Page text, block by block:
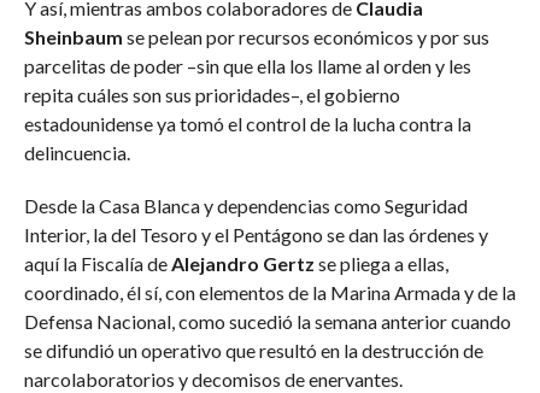
Y así, mientras ambos colaboradores de Claudia
Sheinbaum se pelean por recursos económicos y por sus
parcelitas de poder –sin que ella los llame al orden y les
repita cuáles son sus prioridades–, el gobierno
estadounidense ya tomó el control de la lucha contra la
delincuencia.
Desde la Casa Blanca y dependencias como Seguridad
Interior, la del Tesoro y el Pentágono se dan las órdenes y
aquí la Fiscalía deAlejandro Gertz se pliega a ellas,
coordinado, él sí, con elementos de la Marina Armada y de la
Defensa Nacional, como sucedió la semana anterior cuando
se difundió un operativo que resultó en la destrucción de
narcolaboratorios y decomisos de enervantes.